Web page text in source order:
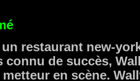
restaurant new-
connu de succès,
en scène.